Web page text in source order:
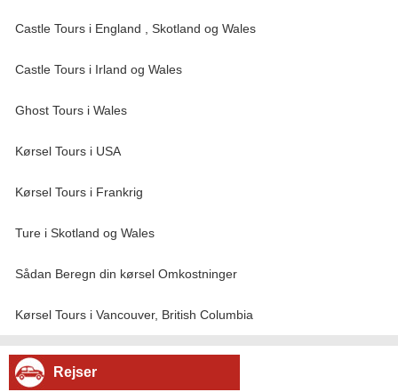
Castle Tours i England , Skotland og Wales
Castle Tours i Irland og Wales
Ghost Tours i Wales
Kørsel Tours i USA
Kørsel Tours i Frankrig
Ture i Skotland og Wales
Sådan Beregn din kørsel Omkostninger
Kørsel Tours i Vancouver, British Columbia
Rejser